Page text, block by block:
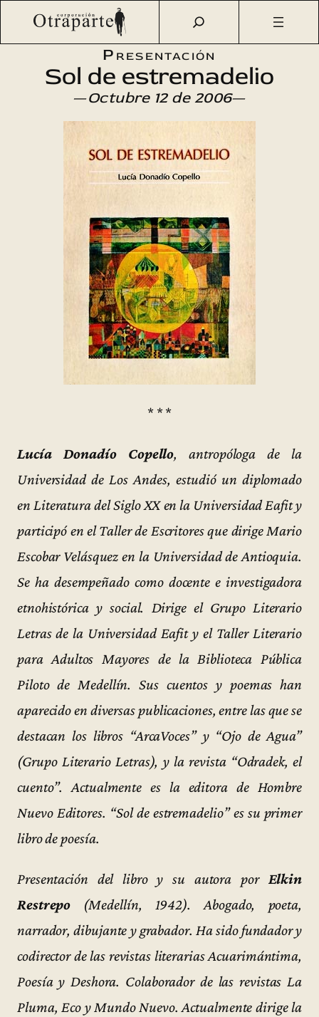
Saltar
Otraparte.org /Agenda Cultural /Literatura
Sol de
Presentación
Sol de estremadelio
—Octubre 12 de 2006—
* * *
Lucía Donadío Copello, antropóloga de la
Universidad de Los Andes, estudió un diplomado
en Literatura del Siglo XX en la Universidad Eafit y
participó en el Taller de Escritores que dirige Mario
Escobar Velásquez en la Universidad de Antioquia.
Se ha desempeñado como docente e investigadora
etnohistórica y social. Dirige el Grupo Literario
Letras de la Universidad Eafit y el Taller Literario
para Adultos Mayores de la Biblioteca Pública
Piloto de Medellín. Sus cuentos y poemas han
aparecido en diversas publicaciones, entre las que se
destacan los libros “ArcaVoces” y “Ojo de Agua”
(Grupo Literario Letras), y la revista “Odradek, el
cuento”. Actualmente es la editora de Hombre
Nuevo Editores. “Sol de estremadelio” es su primer
libro de poesía.
Presentación del libro y su autora por Elkin
Restrepo (Medellín, 1942). Abogado, poeta,
narrador, dibujante y grabador. Ha sido fundador y
codirector de las revistas literarias Acuarimántima,
Poesía y Deshora. Colaborador de las revistas La
Pluma, Eco y Mundo Nuevo. Actualmente dirige la